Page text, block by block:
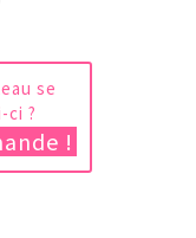
se
ci ?
!